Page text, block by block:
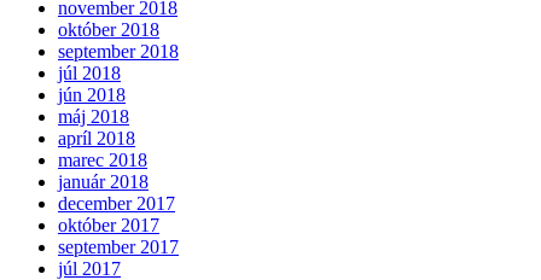
november 2018
október 2018
september 2018
júl 2018
jún 2018
máj 2018
apríl 2018
marec 2018
január 2018
december 2017
október 2017
september 2017
júl 2017